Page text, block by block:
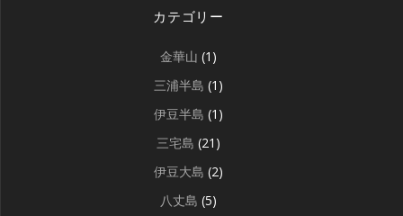
カテゴリー
金華山 (1)
三浦半島 (1)
伊豆半島 (1)
三宅島 (21)
伊豆大島 (2)
八丈島 (5)